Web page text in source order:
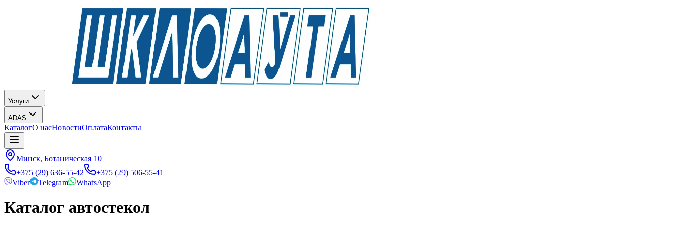
Услуги
ADAS
КаталогО насНовостиОплатаКонтакты
Минск, Ботаническая 10
+375 (29) 636-55-42
+375 (29) 506-55-41
Viber
Telegram WhatsApp
Каталог автостекол